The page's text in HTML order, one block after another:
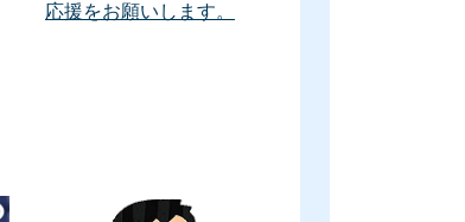
応援をお願いします。